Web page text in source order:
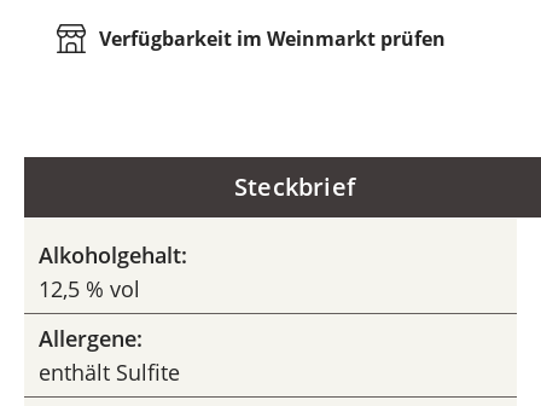
Verfügbarkeit im Weinmarkt prüfen
Steckbrief
Alkoholgehalt:
12,5 % vol
Allergene:
enthält Sulfite